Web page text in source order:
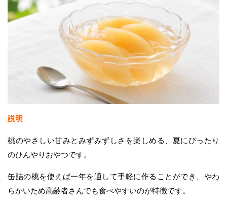
説明
桃のやさしい甘みとみずみずしさを楽しめる、夏にぴったり
のひんやりおやつです。
缶詰の桃を使えば一年を通して手軽に作ることができ、やわ
らかいため高齢者さんでも食べやすいのが特徴です。